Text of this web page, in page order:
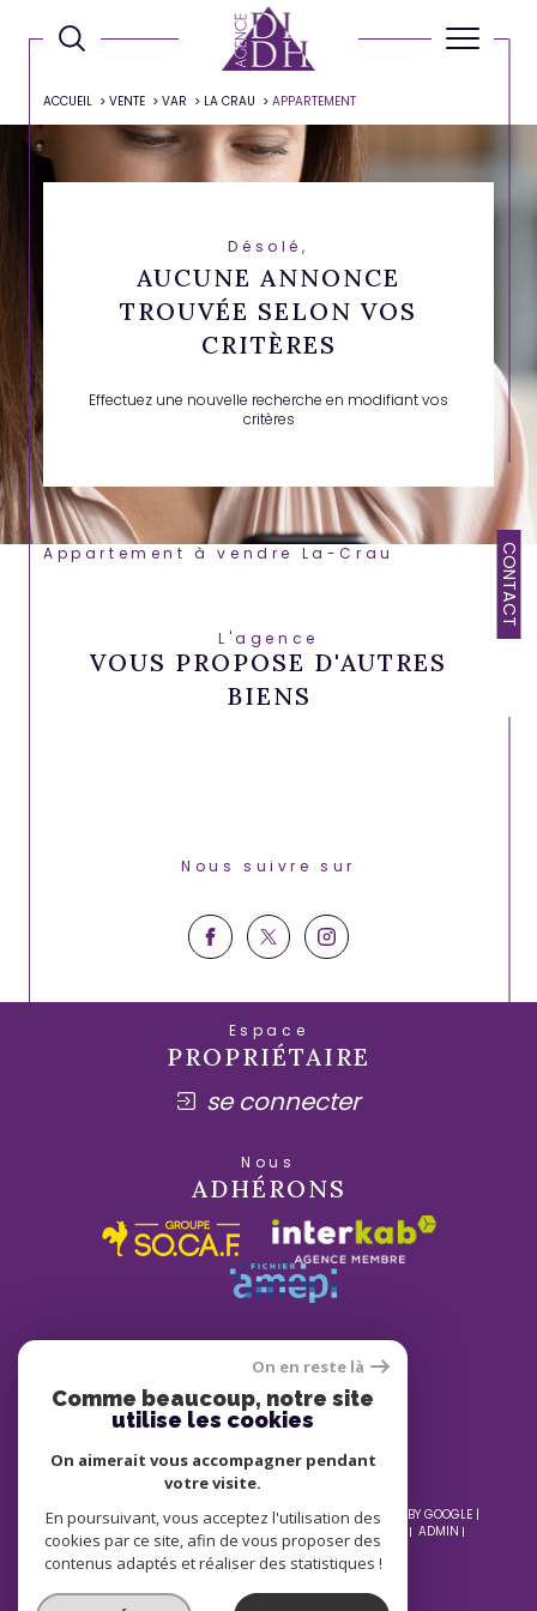
CONTACT
ACCUEIL VENTE VAR LA CRAU APPARTEMENT
Désolé,
AUCUNE ANNONCE
TROUVÉE SELON VOS
CRITÈRES
Effectuez une nouvelle recherche en modifiant vos
critères
Appartement à vendre La-Crau
L'agence
VOUS PROPOSE D'AUTRES
BIENS
Nous suivre sur
Espace
PROPRIÉTAIRE
se connecter
Nous
ADHÉRONS
© 2026 | TOUS DROITS RÉSERVÉS | TRADUCTION POWERED BY GOOGLE |
NOS HONORAIRES
PLAN DU SITE MENTIONS LÉGALES
ADMIN
NOS LIENS
POLITIQUE RGPD COOKIES
On en reste là
Comme beaucoup, notre site
utilise les cookies
On aimerait vous accompagner pendant
votre visite.
En poursuivant, vous acceptez l'utilisation des
cookies par ce site, afin de vous proposer des
contenus adaptés et réaliser des statistiques !